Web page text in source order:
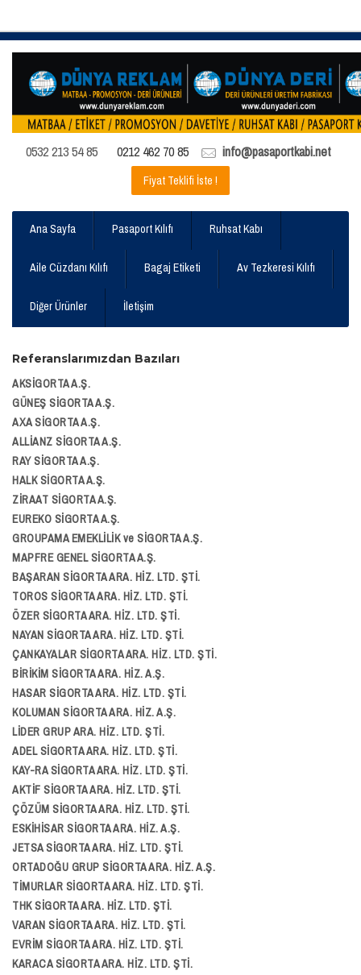
0532 213 54 85 0212 462 70 85 info@pasaportkabi.net
Fiyat Teklifi İste !
Ana Sayfa Pasaport Kılıfı Ruhsat Kabı
Aile Cüzdanı Kılıfı Bagaj Etiketi Av Tezkeresi Kılıfı
Diğer Ürünler İletişim
Referanslarımızdan Bazıları
AKSİGORTA A.Ş.
GÜNEŞ SİGORTA A.Ş.
AXA SİGORTA A.Ş.
ALLİANZ SİGORTA A.Ş.
RAY SİGORTA A.Ş.
HALK SİGORTA A.Ş.
ZİRAAT SİGORTA A.Ş.
EUREKO SİGORTA A.Ş.
GROUPAMA EMEKLİLİK ve SİGORTA A.Ş.
MAPFRE GENEL SİGORTA A.Ş.
BAŞARAN SİGORTA ARA. HİZ. LTD. ŞTİ.
TOROS SİGORTA ARA. HİZ. LTD. ŞTİ.
ÖZER SİGORTA ARA. HİZ. LTD. ŞTİ.
NAYAN SİGORTA ARA. HİZ. LTD. ŞTİ.
ÇANKAYALAR SİGORTA ARA. HİZ. LTD. ŞTİ.
BİRİKİM SİGORTA ARA. HİZ. A.Ş.
HASAR SİGORTA ARA. HİZ. LTD. ŞTİ.
KOLUMAN SİGORTA ARA. HİZ. A.Ş.
LİDER GRUP ARA. HİZ. LTD. ŞTİ.
ADEL SİGORTA ARA. HİZ. LTD. ŞTİ.
KAY-RA SİGORTA ARA. HİZ. LTD. ŞTİ.
AKTİF SİGORTA ARA. HİZ. LTD. ŞTİ.
ÇÖZÜM SİGORTA ARA. HİZ. LTD. ŞTİ.
ESKİHİSAR SİGORTA ARA. HİZ. A.Ş.
JETSA SİGORTA ARA. HİZ. LTD. ŞTİ.
ORTADOĞU GRUP SİGORTA ARA. HİZ. A.Ş.
TİMURLAR SİGORTA ARA. HİZ. LTD. ŞTİ.
THK SİGORTA ARA. HİZ. LTD. ŞTİ.
VARAN SİGORTA ARA. HİZ. LTD. ŞTİ.
EVRİM SİGORTA ARA. HİZ. LTD. ŞTİ.
KARACA SİGORTA ARA. HİZ. LTD. ŞTİ.